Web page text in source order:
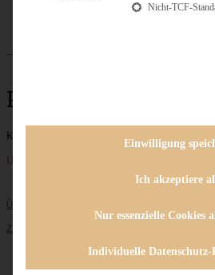
Pinienkerne
Keine Beiträge gefunden
Unternehmen
ÜBER MICH
ZUSAMMENARBEIT
Nicht-TCF-
Einwilligung
Ich akzeptiere
Nur essenzielle Cookies
Individuelle Datenschutz-